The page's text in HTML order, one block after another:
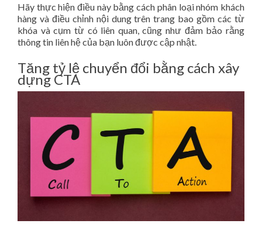
Hãy thực hiện điều này bằng cách phân loại nhóm khách
hàng và điều chỉnh nội dung trên trang bao gồm các từ
khóa và cụm từ có liên quan, cũng như đảm bảo rằng
thông tin liên hệ của bạn luôn được cập nhật.
Tăng tỷ lệ chuyển đổi bằng cách xây
dựng CTA